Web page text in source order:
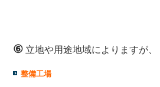
⑥ 立地や用途地域によりますが、
整備工場